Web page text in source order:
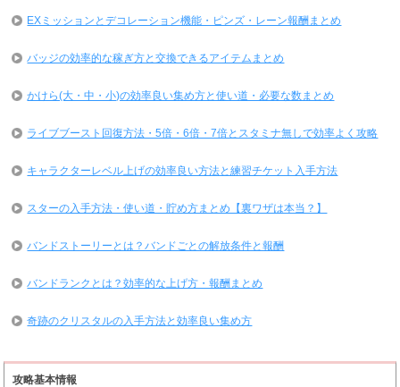
EXミッションとデコレーション機能・ピンズ・レーン報酬まとめ
バッジの効率的な稼ぎ方と交換できるアイテムまとめ
かけら(大・中・小)の効率良い集め方と使い道・必要な数まとめ
ライブブースト回復方法・5倍・6倍・7倍とスタミナ無しで効率よく攻略
キャラクターレベル上げの効率良い方法と練習チケット入手方法
スターの入手方法・使い道・貯め方まとめ【裏ワザは本当？】
バンドストーリーとは？バンドごとの解放条件と報酬
バンドランクとは？効率的な上げ方・報酬まとめ
奇跡のクリスタルの入手方法と効率良い集め方
攻略基本情報